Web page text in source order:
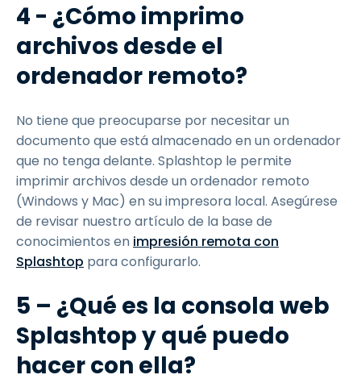
4 - ¿Cómo imprimo
archivos desde el
ordenador remoto?
No tiene que preocuparse por necesitar un
documento que está almacenado en un ordenador
que no tenga delante. Splashtop le permite
imprimir archivos desde un ordenador remoto
(Windows y Mac) en su impresora local. Asegúrese
de revisar nuestro artículo de la base de
conocimientos en impresión remota con
Splashtop para configurarlo.
5 – ¿Qué es la consola web
Splashtop y qué puedo
hacer con ella?